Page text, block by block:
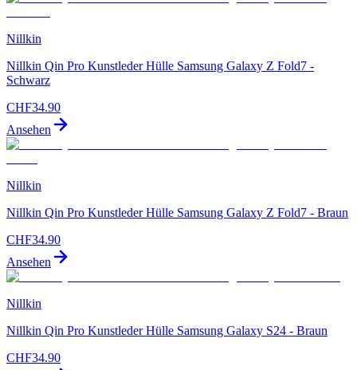
Nillkin
Nillkin Qin Pro Kunstleder Hülle Samsung Galaxy Z Fold7 -
Schwarz
CHF34.90
Ansehen
Nillkin
Nillkin Qin Pro Kunstleder Hülle Samsung Galaxy Z Fold7 - Braun
CHF34.90
Ansehen
Nillkin
Nillkin Qin Pro Kunstleder Hülle Samsung Galaxy S24 - Braun
CHF34.90